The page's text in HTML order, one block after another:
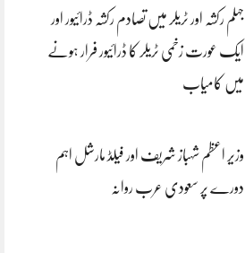
جہلم رکشہ اور ٹریلر میں تصادم رکشہ ڈرائیور اور
ایک عورت زخمی ٹریلر کا ڈرائیور فرار ہونے
میں کامیاب
وزیر اعظم شہباز شریف اور فیلڈ مارشل اہم
دورے پر سعودی عرب روانہ